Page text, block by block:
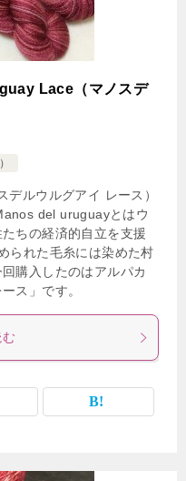
Lace（マノスデ
ルウルグアイ レース）
del uruguayとはウ
ちの経済的自立を支援
られた毛糸には染めた村
購入したのはアルパカ
ス」です。